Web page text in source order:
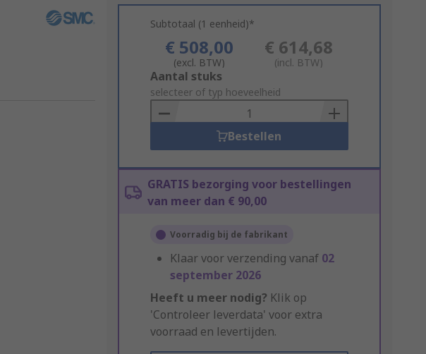
Subtotaal (1 eenheid)*
€ 508,00
(excl. BTW)
€ 614,68
(incl. BTW)
Add
to
Basket
Aantal stuks
selecteer of typ hoeveelheid
Bestellen
GRATIS bezorging voor bestellingen
van meer dan € 90,00
Voorradig bij de fabrikant
Klaar voor verzending vanaf 02
september 2026
Heeft u meer nodig? Klik op
'Controleer leverdata' voor extra
voorraad en levertijden.